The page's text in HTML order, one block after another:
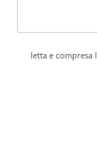
letta e compresa